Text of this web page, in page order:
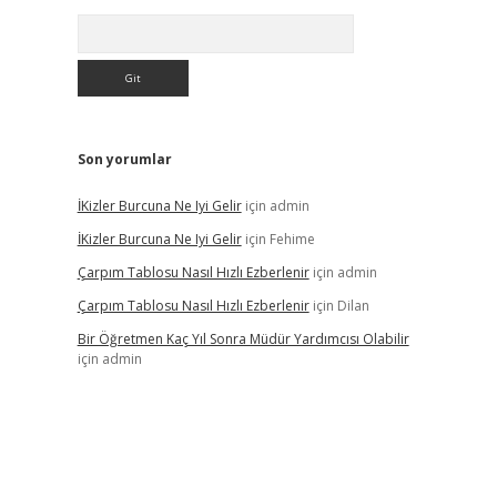
Son yorumlar
İKizler Burcuna Ne Iyi Geliriçin admin
İKizler Burcuna Ne Iyi Geliriçin Fehime
Çarpım Tablosu Nasıl Hızlı Ezberleniriçin admin
Çarpım Tablosu Nasıl Hızlı Ezberleniriçin Dilan
Bir Öğretmen Kaç Yıl Sonra Müdür Yardımcısı Olabilir
için admin